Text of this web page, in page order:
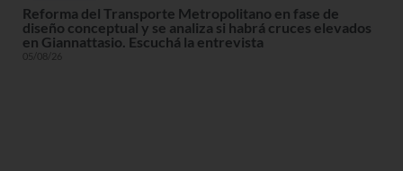
Reforma del Transporte Metropolitano en fase de
diseño conceptual y se analiza si habrá cruces elevados
en Giannattasio. Escuchá la entrevista
05/08/26